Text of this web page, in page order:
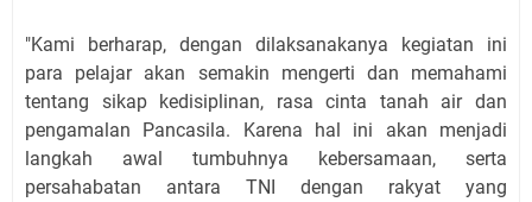
"Kami berharap, dengan dilaksanakanya kegiatan ini
para pelajar akan semakin mengerti dan memahami
tentang sikap kedisiplinan, rasa cinta tanah air dan
pengamalan Pancasila. Karena hal ini akan menjadi
langkah awal tumbuhnya kebersamaan, serta
persahabatan antara TNI dengan rakyat yang